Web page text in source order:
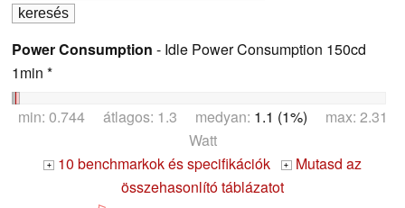
Power Consumption - Idle Power Consumption 150cd
1min *
min: 0.744 átlagos: 1.3 medyan: 1.1 (1%) max: 2.31
Watt
+ 10 benchmarkok és specifikációk + Mutasd az
összehasonlító táblázatot